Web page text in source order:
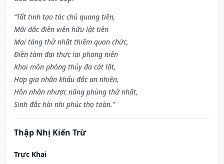
“Tất tinh tạo tác chủ quang tiền,
Mãi dắc điền viên hữu lật tiền
Mai táng thử nhật thiêm quan chức,
Điền tàm đại thực lai phong niên
Khai môn phóng thủy đa cát lật,
Hợp gia nhân khẩu đắc an nhiên,
Hôn nhân nhược năng phùng thử nhật,
Sinh đắc hài nhi phúc thọ toàn.”
Thập Nhị Kiến Trừ
Trực Khai